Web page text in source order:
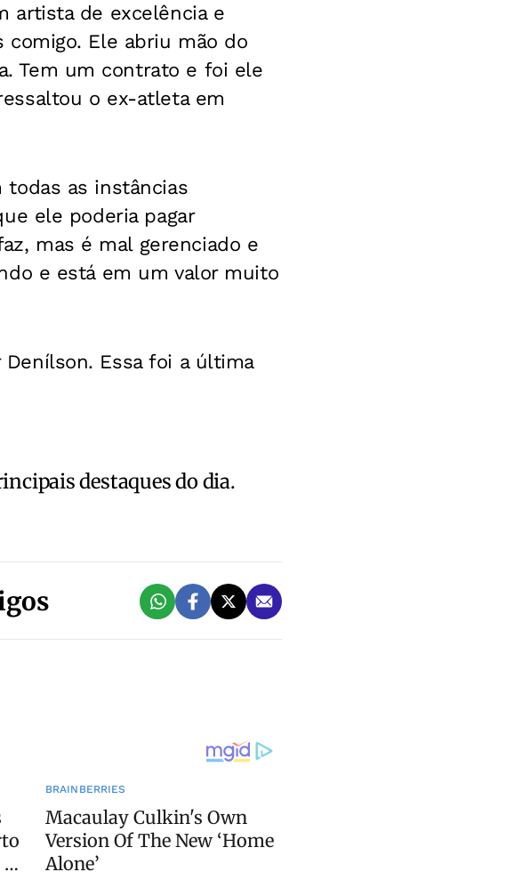
artista de excelência e
Ele abriu mão do
Tem um contrato e foi ele
o ex-atleta em
todas as instâncias
ele poderia pagar
mas é mal gerenciado e
e está em um valor muito
Essa foi a última
destaques do dia.